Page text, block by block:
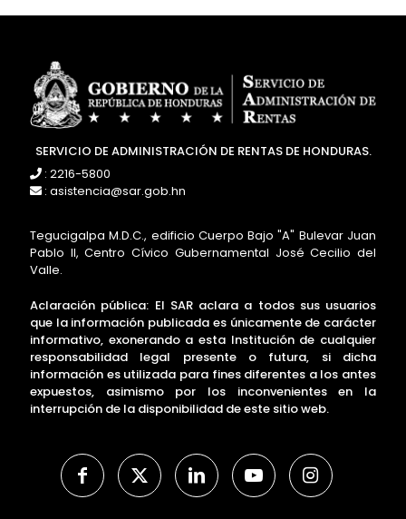
SERVICIO DE ADMINISTRACIÓN DE RENTAS DE HONDURAS.
: 2216-5800
: asistencia@sar.gob.hn
Tegucigalpa M.D.C., edificio Cuerpo Bajo "A" Bulevar Juan
Pablo II, Centro Cívico Gubernamental José Cecilio del
Valle.
Aclaración pública: El SAR aclara a todos sus usuarios
que la información publicada es únicamente de carácter
informativo, exonerando a esta Institución de cualquier
responsabilidad legal presente o futura, si dicha
información es utilizada para fines diferentes a los antes
expuestos, asimismo por los inconvenientes en la
interrupción de la disponibilidad de este sitio web.